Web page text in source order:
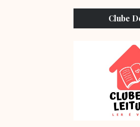
Clube